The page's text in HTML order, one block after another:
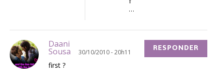
…
Daani
Sousa 30/10/2010 - 20h11
first ?
RESPONDER